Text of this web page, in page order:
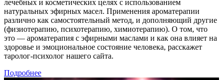
лечебных и косметических целях с использованием
натуральных эфирных масел. Применения ароматерапии
различно как самостоятельный метод, и дополняющий другие
(физиотерапию, психотерапию, химиотерапию). О том, что
это — ароматерапия с эфирными маслами и как она влияет на
здоровье и эмоциональное состояние человека, расскажет
таролог-психолог нашего сайта.
Подробнее